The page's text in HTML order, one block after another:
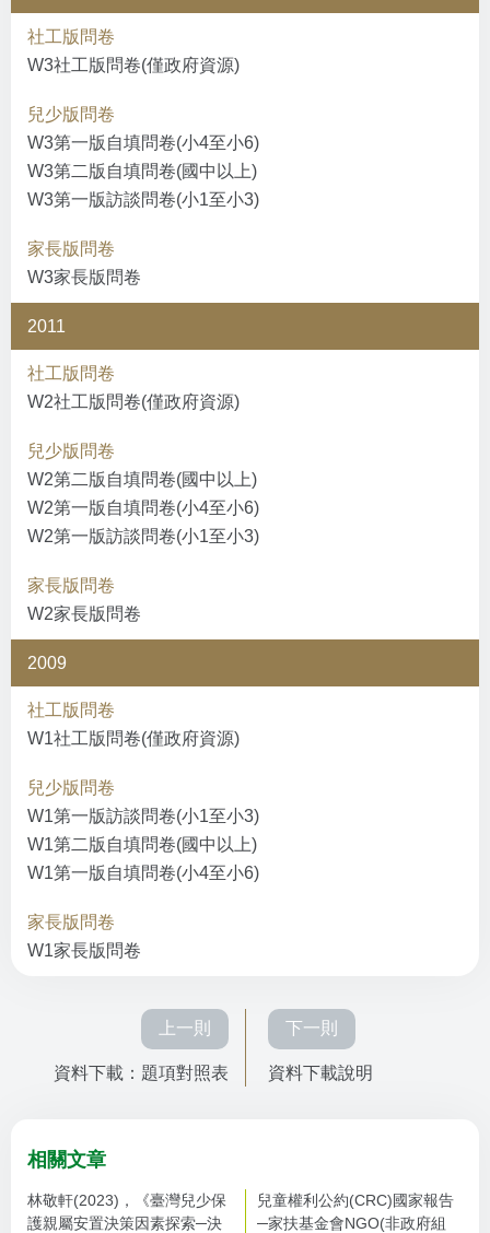
社工版問卷
W3社工版問卷(僅政府資源)
兒少版問卷
W3第一版自填問卷(小4至小6)
W3第二版自填問卷(國中以上)
W3第一版訪談問卷(小1至小3)
家長版問卷
W3家長版問卷
2011
社工版問卷
W2社工版問卷(僅政府資源)
兒少版問卷
W2第二版自填問卷(國中以上)
W2第一版自填問卷(小4至小6)
W2第一版訪談問卷(小1至小3)
家長版問卷
W2家長版問卷
2009
社工版問卷
W1社工版問卷(僅政府資源)
兒少版問卷
W1第一版訪談問卷(小1至小3)
W1第二版自填問卷(國中以上)
W1第一版自填問卷(小4至小6)
家長版問卷
W1家長版問卷
上一則
資料下載：題項對照表
下一則
資料下載說明
相關文章
林敬軒(2023)，《臺灣兒少保
護親屬安置決策因素探索─決
兒童權利公約(CRC)國家報告
─家扶基金會NGO(非政府組